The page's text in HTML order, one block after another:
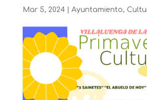
Mar 5, 2024| Ayuntamiento,